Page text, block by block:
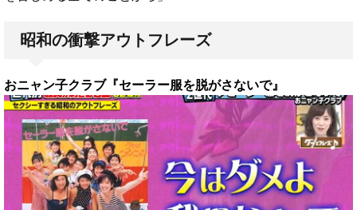
昭和の衝撃アウトフレーズ
おニャン子クラブ『セーラー服を脱がさないで』